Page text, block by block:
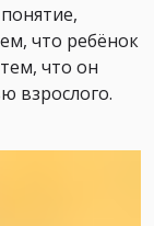
что ребёнок
что он
взрослого.